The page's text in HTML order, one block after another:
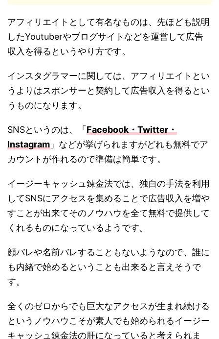
アフィリエイトとして有名なものは、先ほども説明
したYoutuberやブログサイトなどを運営して広告
収入を得るというやり方です。
インスタグラマーに関しては、アフィリエイトとい
うよりはスポンサーと契約して広告収入を得るとい
うものになります。
SNSというのは、「Facebook・Twitter・
Instagram 」などが挙げられますがどれも無料でア
カウントが作れるので準備は簡単です。
イージーキャッシュ錬金法では、独自の手法を利用
してSNSにアクセスを集めることで広告収入を増や
すことが出来てそのノウハウを全て無料で提供して
くれるものになっているようです。
顔バレや名前バレすることもないようなので、誰に
も内緒で始めるということも出来ると言えそうで
す。
全くのゼロからでも巨大なアクセスが生まれ続ける
というノウハウこそが素人でも始められるイージー
キャッシュ錬金法の肝になっていると考えられま